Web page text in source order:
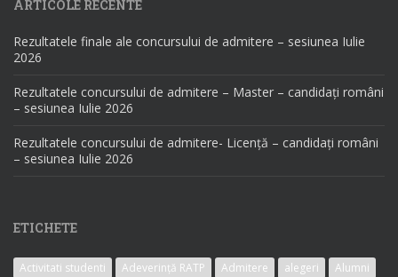
ARTICOLE RECENTE
Rezultatele finale ale concursului de admitere – sesiunea Iulie
2026
Rezultatele concursului de admitere – Master – candidați români
– sesiunea Iulie 2026
Rezultatele concursului de admitere- Licență – candidați români
– sesiunea Iulie 2026
ETICHETE
Activitati studenti Adeverință RATP Admitere alegeri
Alumni